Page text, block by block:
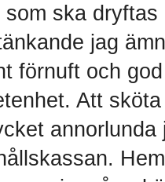
som ska
jag
förnuft och
Att